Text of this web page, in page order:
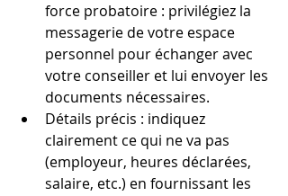
force probatoire : privilégiez la
messagerie de votre espace
personnel pour échanger avec
votre conseiller et lui envoyer les
documents nécessaires.
Détails précis : indiquez
clairement ce qui ne va pas
(employeur, heures déclarées,
salaire, etc.) en fournissant les